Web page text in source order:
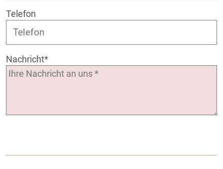
Telefon
Nachricht*